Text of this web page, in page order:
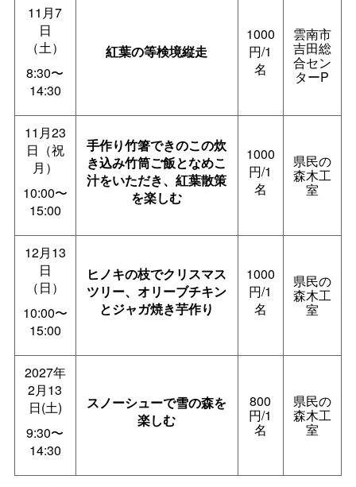
11月7
日
（土）
8:30〜
14:30
紅葉の等検境縦走
1000
円/1
名
雲南市
吉田総
合セン
ターP
11月23
日（祝
月）
10:00〜
15:00
手作り竹箸できのこの炊
き込み竹筒ご飯となめこ
汁をいただき、紅葉散策
を楽しむ
1000
円/1
名
県民の
森木工
室
12月13
日
（日）
10:00〜
15:00
ヒノキの枝でクリスマス
ツリー、オリーブチキン
とジャガ焼き芋作り
1000
円/1
名
県民の
森木工
室
2027年
2月13
日(土)
9:30〜
14:30
スノーシューで雪の森を
楽しむ
800
円/1
名
県民の
森木工
室